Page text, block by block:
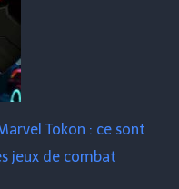
Tokon : ce sont
jeux de combat